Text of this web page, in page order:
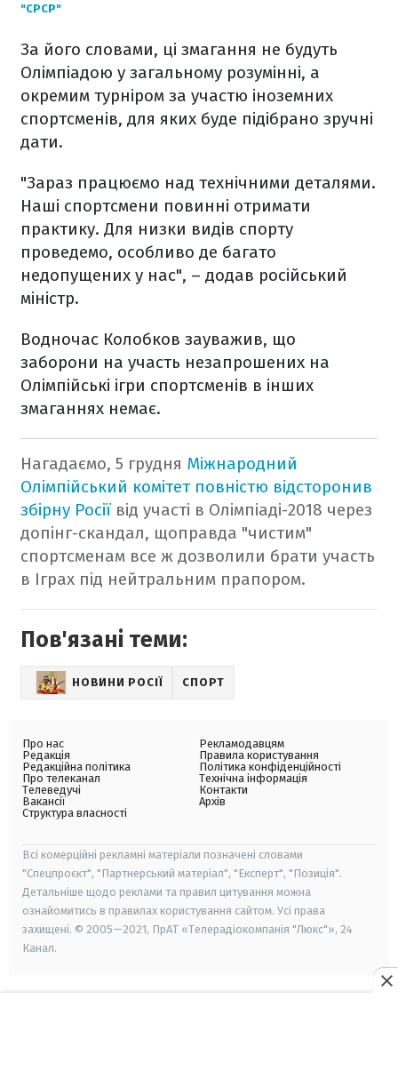
"СРСР"
За його словами, ці змагання не будуть
Олімпіадою у загальному розумінні, а
окремим турніром за участю іноземних
спортсменів, для яких буде підібрано зручні
дати.
"Зараз працюємо над технічними деталями.
Наші спортсмени повинні отримати
практику. Для низки видів спорту
проведемо, особливо де багато
недопущених у нас", – додав російський
міністр.
Водночас Колобков зауважив, що
заборони на участь незапрошених на
Олімпійські ігри спортсменів в інших
змаганнях немає.
Нагадаємо, 5 грудня Міжнародний
Олімпійський комітет повністю відсторонив
збірну Росії від участі в Олімпіаді-2018 через
допінг-скандал, щоправда "чистим"
спортсменам все ж дозволили брати участь
в Іграх під нейтральним прапором.
Пов'язані теми:
НОВИНИ РОСІЇ СПОРТ
Про нас
Редакція
Редакційна політика
Про телеканал
Телеведучі
Вакансії
Структура власності
Рекламодавцям
Правила користування
Політика конфіденційності
Технічна інформація
Контакти
Архів
Всі комерційні рекламні матеріали позначені словами
"Спецпроєкт", "Партнерський матеріал", "Експерт", "Позиція".
Детальніше щодо реклами та правил цитування можна
ознайомитись в правилах користування сайтом. Усі права
захищені. © 2005—2021, ПрАТ «Телерадіокомпанія "Люкс"», 24
Канал.